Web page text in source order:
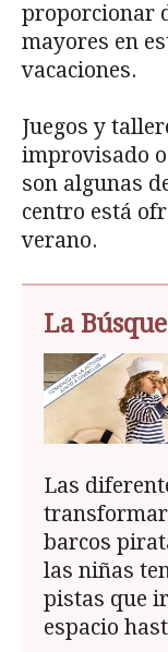
proporcionar
mayores en
vacaciones.
Juegos y
improvisado
son algunas
centro está
verano.
La
Las
barcos
las niñas
pistas que
espacio